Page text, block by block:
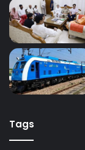
Tags